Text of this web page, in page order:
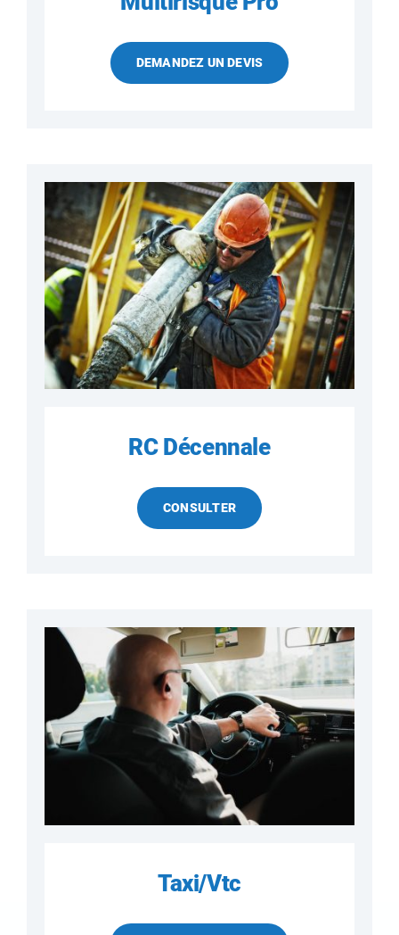
DEMANDEZ UN DEVIS
RC Décennale
CONSULTER
Taxi/Vtc